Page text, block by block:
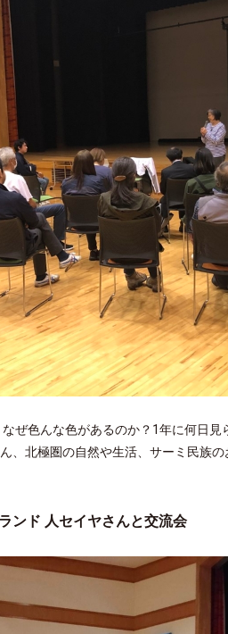
ぜ色んな色があるのか？1年に何日見
、北極圏の自然や生活、サーミ民族
ンド 人セイヤさんと交流会